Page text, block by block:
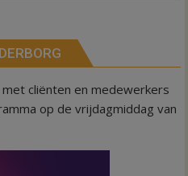
cliënten en medewerkers
op de vrijdagmiddag van